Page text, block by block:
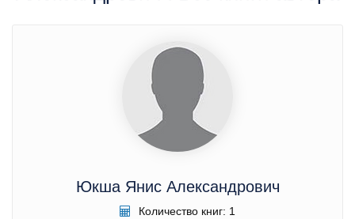
Юкша Янис Александрович
Количество книг: 1